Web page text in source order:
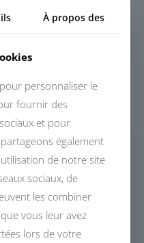
voyage automobile
À propos des
personnaliser le
fournir des
et pour
également
de notre site
sociaux, de
les combiner
vous leur avez
lors de votre